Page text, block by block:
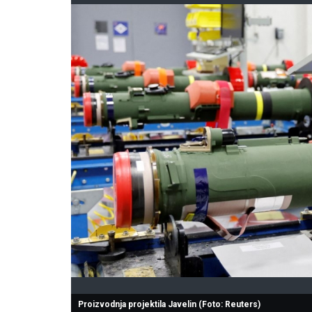
Proizvodnja projektila Javelin (Foto: Reuters)